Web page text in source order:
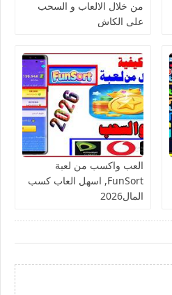
من خلال الالعاب و السحب
على الكاش
العب واكسب من لعبة
FunSort, اسهل العاب كسب
المال2026